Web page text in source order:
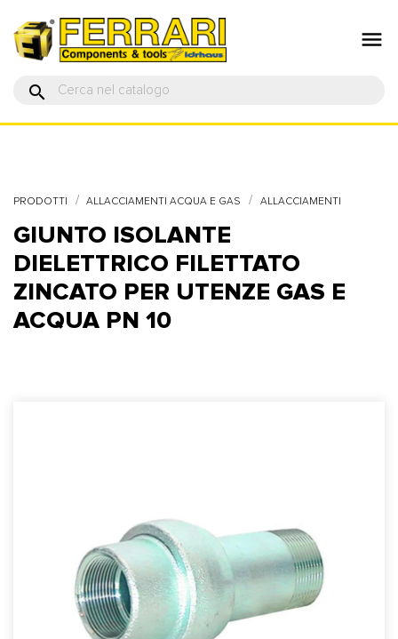

search
PRODOTTI ALLACCIAMENTI ACQUA E GAS ALLACCIAMENTI
GIUNTO ISOLANTE
DIELETTRICO FILETTATO
ZINCATO PER UTENZE GAS E
ACQUA PN 10